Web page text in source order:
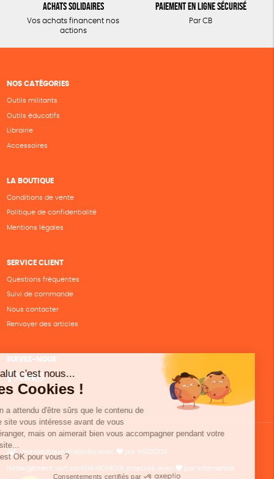
Achats solidaires
Vos achats financent nos
actions
Paiement en ligne sécurisé
Par CB
NOS CATÉGORIES
Outils militants
Outils éducatifs
Librairie
Accessoires
LA BOUTIQUE
Conditions de vente
Politique de confidentialité
Mentions légales
SERVICE CLIENT
Questions fréquentes
Suivi de commande
Nous contacter
Renvoyer des articles
SUIVEZ-NOUS
Une boutique élaborée avec par RGOODS
Hébergement vert certifié ISO14001 propulsé avec par Infomaniak